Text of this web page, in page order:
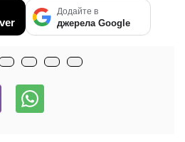
Додайте в
джерела Google